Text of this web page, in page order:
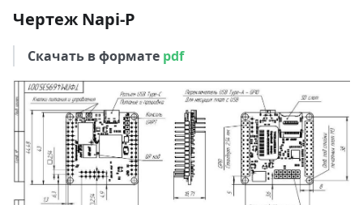
Чертеж Napi-P
Скачать в формате pdf